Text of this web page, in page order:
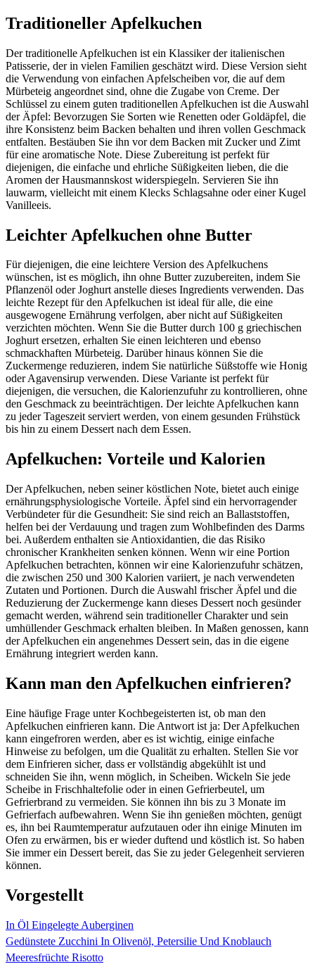
Traditioneller Apfelkuchen
Der traditionelle Apfelkuchen ist ein Klassiker der italienischen
Patisserie, der in vielen Familien geschätzt wird. Diese Version sieht
die Verwendung von einfachen Apfelscheiben vor, die auf dem
Mürbeteig angeordnet sind, ohne die Zugabe von Creme. Der
Schlüssel zu einem guten traditionellen Apfelkuchen ist die Auswahl
der Äpfel: Bevorzugen Sie Sorten wie Renetten oder Goldäpfel, die
ihre Konsistenz beim Backen behalten und ihren vollen Geschmack
entfalten. Bestäuben Sie ihn vor dem Backen mit Zucker und Zimt
für eine aromatische Note. Diese Zubereitung ist perfekt für
diejenigen, die einfache und ehrliche Süßigkeiten lieben, die die
Aromen der Hausmannskost widerspiegeln. Servieren Sie ihn
lauwarm, vielleicht mit einem Klecks Schlagsahne oder einer Kugel
Vanilleeis.
Leichter Apfelkuchen ohne Butter
Für diejenigen, die eine leichtere Version des Apfelkuchens
wünschen, ist es möglich, ihn ohne Butter zuzubereiten, indem Sie
Pflanzenöl oder Joghurt anstelle dieses Ingredients verwenden. Das
leichte Rezept für den Apfelkuchen ist ideal für alle, die eine
ausgewogene Ernährung verfolgen, aber nicht auf Süßigkeiten
verzichten möchten. Wenn Sie die Butter durch 100 g griechischen
Joghurt ersetzen, erhalten Sie einen leichteren und ebenso
schmackhaften Mürbeteig. Darüber hinaus können Sie die
Zuckermenge reduzieren, indem Sie natürliche Süßstoffe wie Honig
oder Agavensirup verwenden. Diese Variante ist perfekt für
diejenigen, die versuchen, die Kalorienzufuhr zu kontrollieren, ohne
den Geschmack zu beeinträchtigen. Der leichte Apfelkuchen kann
zu jeder Tageszeit serviert werden, von einem gesunden Frühstück
bis hin zu einem Dessert nach dem Essen.
Apfelkuchen: Vorteile und Kalorien
Der Apfelkuchen, neben seiner köstlichen Note, bietet auch einige
ernährungsphysiologische Vorteile. Äpfel sind ein hervorragender
Verbündeter für die Gesundheit: Sie sind reich an Ballaststoffen,
helfen bei der Verdauung und tragen zum Wohlbefinden des Darms
bei. Außerdem enthalten sie Antioxidantien, die das Risiko
chronischer Krankheiten senken können. Wenn wir eine Portion
Apfelkuchen betrachten, können wir eine Kalorienzufuhr schätzen,
die zwischen 250 und 300 Kalorien variiert, je nach verwendeten
Zutaten und Portionen. Durch die Auswahl frischer Äpfel und die
Reduzierung der Zuckermenge kann dieses Dessert noch gesünder
gemacht werden, während sein traditioneller Charakter und sein
umhüllender Geschmack erhalten bleiben. In Maßen genossen, kann
der Apfelkuchen ein angenehmes Dessert sein, das in die eigene
Ernährung integriert werden kann.
Kann man den Apfelkuchen einfrieren?
Eine häufige Frage unter Kochbegeisterten ist, ob man den
Apfelkuchen einfrieren kann. Die Antwort ist ja: Der Apfelkuchen
kann eingefroren werden, aber es ist wichtig, einige einfache
Hinweise zu befolgen, um die Qualität zu erhalten. Stellen Sie vor
dem Einfrieren sicher, dass er vollständig abgekühlt ist und
schneiden Sie ihn, wenn möglich, in Scheiben. Wickeln Sie jede
Scheibe in Frischhaltefolie oder in einen Gefrierbeutel, um
Gefrierbrand zu vermeiden. Sie können ihn bis zu 3 Monate im
Gefrierfach aufbewahren. Wenn Sie ihn genießen möchten, genügt
es, ihn bei Raumtemperatur aufzutauen oder ihn einige Minuten im
Ofen zu erwärmen, bis er wieder duftend und köstlich ist. So haben
Sie immer ein Dessert bereit, das Sie zu jeder Gelegenheit servieren
können.
Vorgestellt
In Öl Eingelegte Auberginen
Gedünstete Zucchini In Olivenöl, Petersilie Und Knoblauch
Meeresfrüchte Risotto